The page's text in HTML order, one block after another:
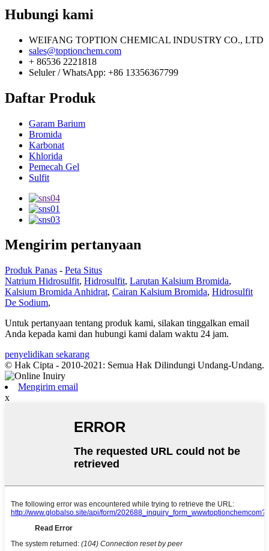
Hubungi kami
WEIFANG TOPTION CHEMICAL INDUSTRY CO., LTD
sales@toptionchem.com
+ 86536 2221818
Seluler / WhatsApp: +86 13356367799
Daftar Produk
Garam Barium
Bromida
Karbonat
Khlorida
Pemecah Gel
Sulfit
Mengirim pertanyaan
Produk Panas - Peta Situs
Natrium Hidrosulfit, Hidrosulfit, Larutan Kalsium Bromida,
Kalsium Bromida Anhidrat, Cairan Kalsium Bromida, Hidrosulfit
De Sodium,
Untuk pertanyaan tentang produk kami, silakan tinggalkan email
Anda kepada kami dan hubungi kami dalam waktu 24 jam.
penyelidikan sekarang
© Hak Cipta - 2010-2021: Semua Hak Dilindungi Undang-Undang.
Mengirim email
x